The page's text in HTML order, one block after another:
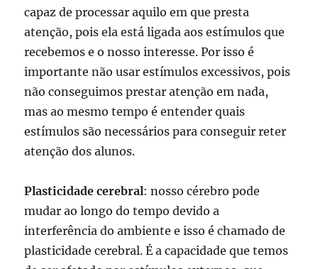
capaz de processar aquilo em que presta
atenção, pois ela está ligada aos estímulos que
recebemos e o nosso interesse. Por isso é
importante não usar estímulos excessivos, pois
não conseguimos prestar atenção em nada,
mas ao mesmo tempo é entender quais
estímulos são necessários para conseguir reter
atenção dos alunos.
Plasticidade cerebral: nosso cérebro pode
mudar ao longo do tempo devido a
interferência do ambiente e isso é chamado de
plasticidade cerebral. É a capacidade que temos